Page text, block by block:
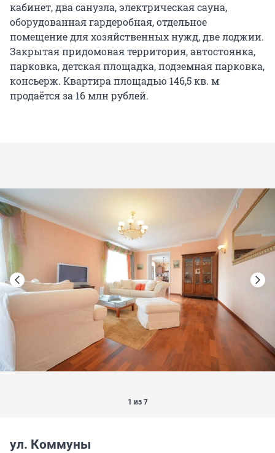
кабинет, два санузла, электрическая сауна,
оборудованная гардеробная, отдельное
помещение для хозяйственных нужд, две лоджии.
Закрытая придомовая территория, автостоянка,
парковка, детская площадка, подземная парковка,
консьерж. Квартира площадью 146,5 кв. м
продаётся за 16 млн рублей.
1 из 7
ул. Коммуны